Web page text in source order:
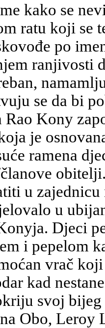
kako se
ratu koji se
po
ranjivosti
se da bi
Rao Kony
je
ramena
u
u
Djeci
i pepelom
vrač
kad
svoj
Obo, Leroy